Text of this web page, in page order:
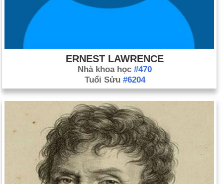
ERNEST LAWRENCE
Nhà khoa học #470
Tuổi Sửu #6204